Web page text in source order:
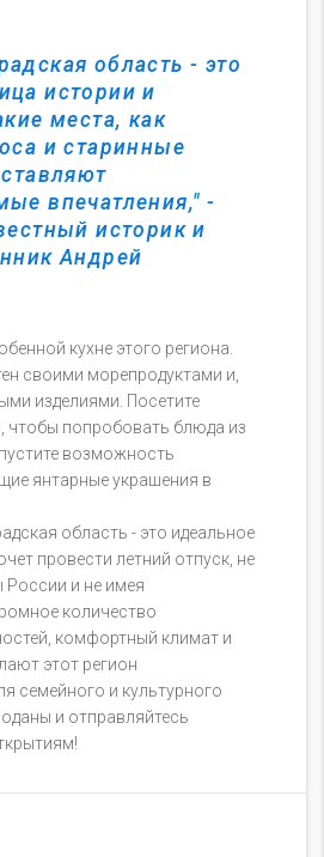
область - это
истории и
места, как
и старинные
впечатления," -
историк и
Андрей
кухне этого региона.
своими морепродуктами и,
изделиями. Посетите
чтобы попробовать блюда из
возможность
янтарные украшения в
область - это идеальное
провести летний отпуск, не
России и не имея
количество
комфортный климат и
этот регион
семейного и культурного
и отправляйтесь